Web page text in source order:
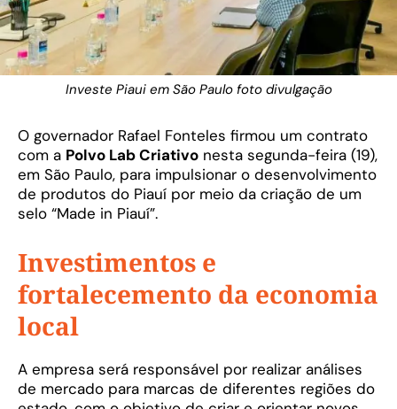
Investe Piaui em São Paulo foto divulgação
O governador Rafael Fonteles firmou um contrato
com a Polvo Lab Criativo nesta segunda-feira (19),
em São Paulo, para impulsionar o desenvolvimento
de produtos do Piauí por meio da criação de um
selo “Made in Piauí”.
Investimentos e
fortalecemento da economia
local
A empresa será responsável por realizar análises
de mercado para marcas de diferentes regiões do